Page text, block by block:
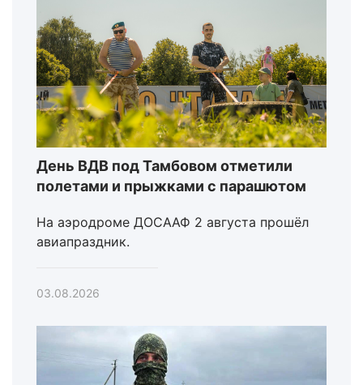
День ВДВ под Тамбовом отметили
полетами и прыжками с парашютом
На аэродроме ДОСААФ 2 августа прошёл
авиапраздник.
03.08.2026